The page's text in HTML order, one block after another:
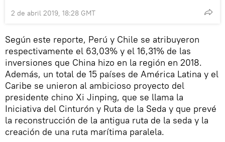
2 de abril 2019, 18:28 GMT
Según este reporte, Perú y Chile se atribuyeron
respectivamente el 63,03% y el 16,31% de las
inversiones que China hizo en la región en 2018.
Además, un total de 15 países de América Latina y el
Caribe se unieron al ambicioso proyecto del
presidente chino Xi Jinping, que se llama la
Iniciativa del Cinturón y Ruta de la Seda y que prevé
la reconstrucción de la antigua ruta de la seda y la
creación de una ruta marítima paralela.